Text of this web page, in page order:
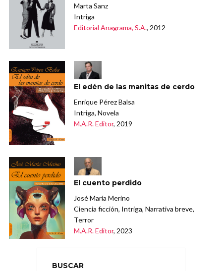
Marta Sanz
Intriga
Editorial Anagrama, S.A., 2012
El edén de las manitas de cerdo
Enrique Pérez Balsa
Intriga, Novela
M.A.R. Editor, 2019
El cuento perdido
José María Merino
Ciencia ficción, Intriga, Narrativa breve,
Terror
M.A.R. Editor, 2023
BUSCAR